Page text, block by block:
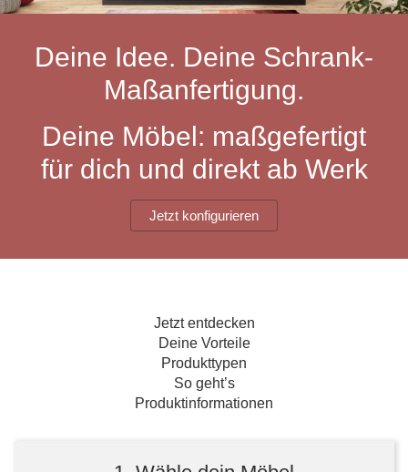
Schuhschrank
Hängeschrank
Hängeboard
TV-Möbel
Sideboard
Massivholz
Badregal
SpiegelschrankPolstermöbel
Sofa
Sessel
Hocker
Küche
Selection
Outdoorküche
der
Deine Idee. Deine Schrank-
Maßanfertigung.
Deine Möbel: maßgefertigt
für dich und direkt ab Werk
Jetzt konfigurieren
Jetzt entdecken
Deine Vorteile
Produkttypen
So geht’s
Produktinformationen
Kommoden
Massivholz-Schränke & -Regale